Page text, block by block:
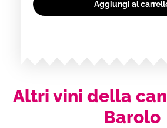
Aggiungi al
Altri vini della
Barolo